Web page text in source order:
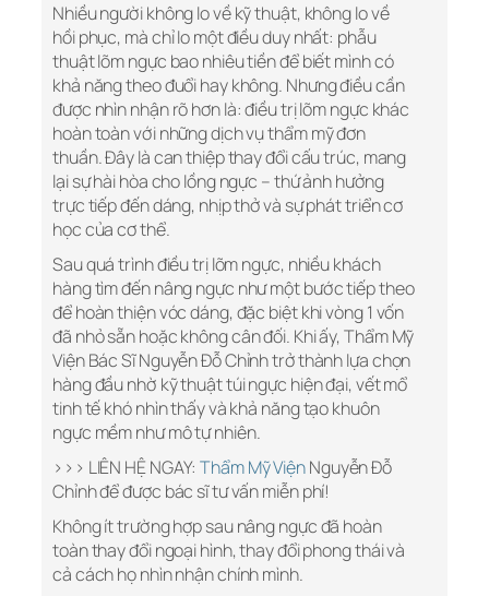
Nhiều người không lo về kỹ thuật, không lo về
hồi phục, mà chỉ lo một điều duy nhất: phẫu
thuật lõm ngực bao nhiêu tiền để biết mình có
khả năng theo đuổi hay không. Nhưng điều cần
được nhìn nhận rõ hơn là: điều trị lõm ngực khác
hoàn toàn với những dịch vụ thẩm mỹ đơn
thuần. Đây là can thiệp thay đổi cấu trúc, mang
lại sự hài hòa cho lồng ngực – thứ ảnh hưởng
trực tiếp đến dáng, nhịp thở và sự phát triển cơ
học của cơ thể.
Sau quá trình điều trị lõm ngực, nhiều khách
hàng tìm đến nâng ngực như một bước tiếp theo
để hoàn thiện vóc dáng, đặc biệt khi vòng 1 vốn
đã nhỏ sẵn hoặc không cân đối. Khi ấy, Thẩm Mỹ
Viện Bác Sĩ Nguyễn Đỗ Chỉnh trở thành lựa chọn
hàng đầu nhờ kỹ thuật túi ngực hiện đại, vết mổ
tinh tế khó nhìn thấy và khả năng tạo khuôn
ngực mềm như mô tự nhiên.
>>> LIÊN HỆ NGAY:Thẩm Mỹ ViệnNguyễn Đỗ
Chỉnh để được bác sĩ tư vấn miễn phí!
Không ít trường hợp sau nâng ngực đã hoàn
toàn thay đổi ngoại hình, thay đổi phong thái và
cả cách họ nhìn nhận chính mình.